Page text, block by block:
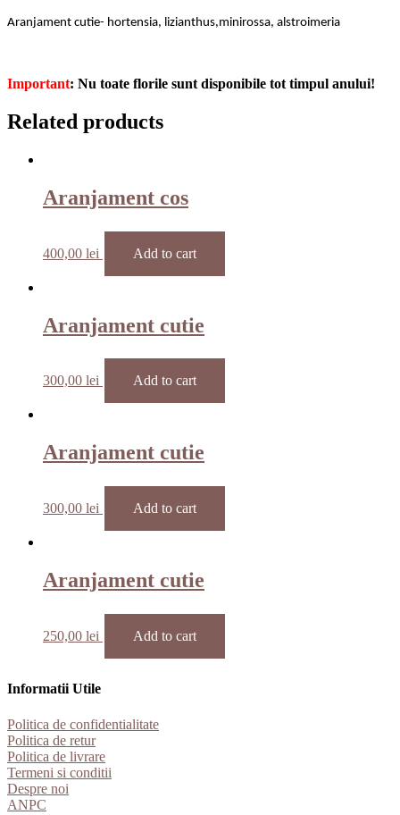
Aranjament cutie- hortensia, lizianthus,minirossa, alstroimeria
Important: Nu toate florile sunt disponibile tot timpul anului!
Related products
Aranjament cos
400,00 lei Add to cart
Aranjament cutie
300,00 lei Add to cart
Aranjament cutie
300,00 lei Add to cart
Aranjament cutie
250,00 lei Add to cart
Informatii Utile
Politica de confidentialitate
Politica de retur
Politica de livrare
Termeni si conditii
Despre noi
ANPC